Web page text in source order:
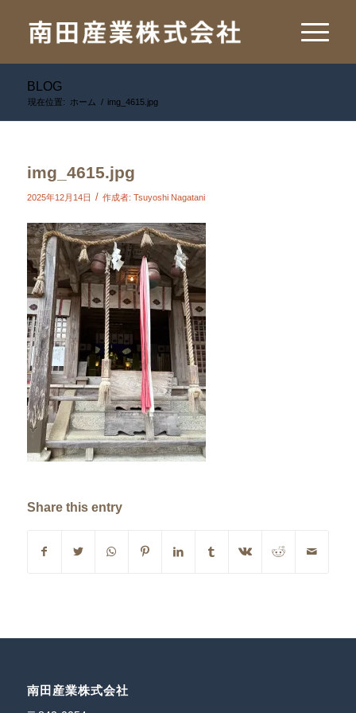
BLOG
現在位置: ホーム / img_4615.jpg
img_4615.jpg
2025年12月14日 / 作成者: Tsuyoshi Nagatani
Share this entry
南田産業株式会社